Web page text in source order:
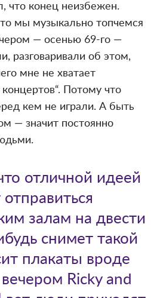
что конец неизбежен.
мы музыкально топчемся
— осенью 69-го —
разговаривали об этом,
мне не хватает
Потому что
кем не играли. А быть
— значит постоянно
отличной идеей
отправиться
залам на двести
снимет такой
плакаты вроде
Ricky and